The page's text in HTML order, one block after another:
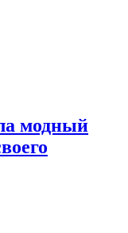
модный